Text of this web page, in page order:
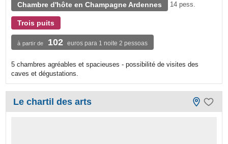
Chambre d'hôte en Champagne Ardennes 14 pess.
Trois puits
à partir de 102 euros para 1 noite 2 pessoas
5 chambres agréables et spacieuses - possibilité de visites des
caves et dégustations.
Le chartil des arts